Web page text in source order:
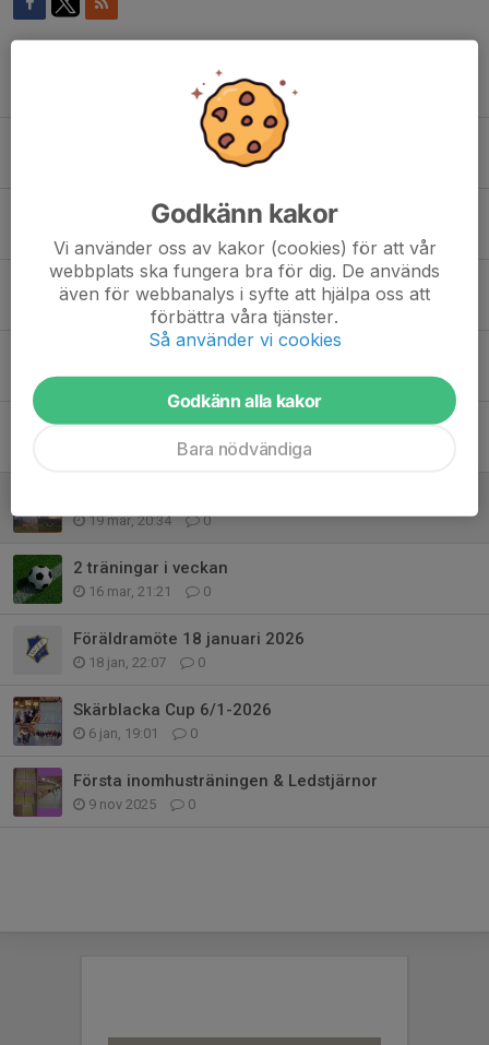
Sommaruppehåll
Ravelli
30 maj, 12:43
25 apr, 18:43 0
Påskuppehåll
0
19 mar, 20:34 0
2 träningar i veckan
16 mar, 21:21 0
Föräldramöte 18 januari 2026
18 jan, 22:07 0
Skärblacka Cup 6/1-2026
6 jan, 19:01 0
Första inomhusträningen & Ledstjärnor
9 nov 2025 0
Godkänn kakor
Vi använder oss av kakor (cookies) för att vår
webbplats ska fungera bra för dig. De används
även för webbanalys i syfte att hjälpa oss att
förbättra våra tjänster.
Så använder vi cookies
Godkänn alla kakor
Bara nödvändiga